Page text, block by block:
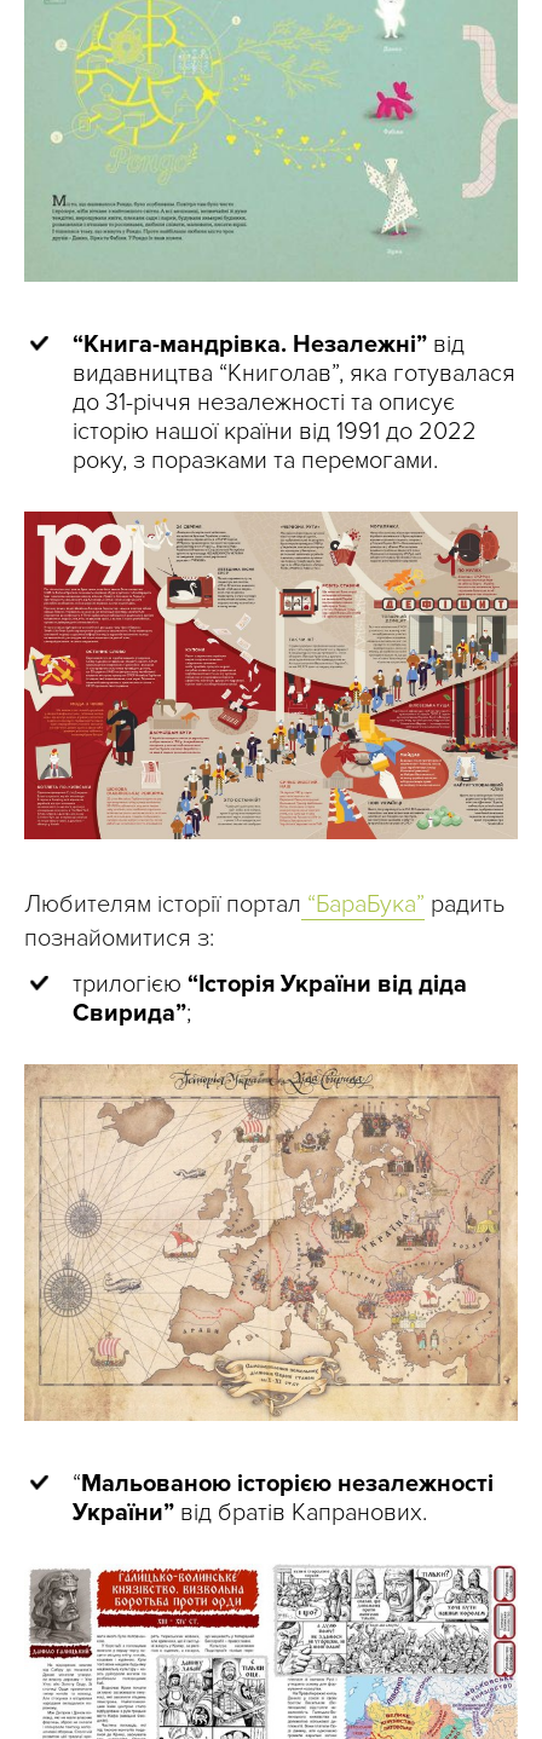
“Книга-мандрівка. Незалежні” від
видавництва “Книголав”, яка готувалася
до 31-річчя незалежності та описує
історію нашої країни від 1991 до 2022
року, з поразками та перемогами.
Любителям історії портал “БараБука” радить
познайомитися з:
трилогією “Історія України від діда
Свирида”;
“Мальованою історією незалежності
України” від братів Капранових.